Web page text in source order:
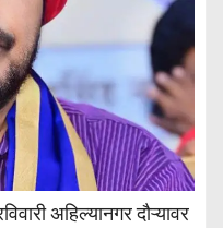
अहिल्यानगर दौऱ्यावर